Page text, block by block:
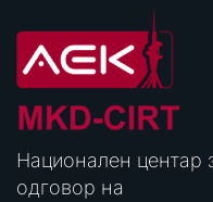
Национален центар
одговор на